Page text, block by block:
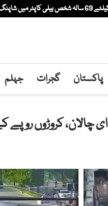
پہنچ گیا
پاکستان گجرات جہلم